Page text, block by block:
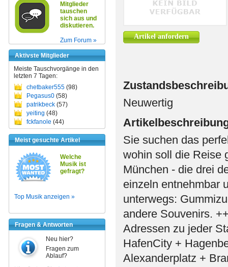
Mitglieder
tauschen
sich aus und
diskutieren.
Zum Forum »
Aktivste Mitglieder
Meiste Tauschvorgänge in den
letzten 7 Tagen:
chetbaker555 (98)
Pegasus0 (58)
patrikbeck (57)
yeiting (48)
fckfanole (44)
Meist gesuchte Artikel
Welche
Musik ist
gefragt?
Top Musik anzeigen »
Fragen & Antworten
Neu hier?
Fragen zum
Ablauf?
Artikel anfordern
Neuwertig
Sie suchen das
wohin soll die Reise
München - die drei
einzeln entnehmbar
unterwegs:
andere Souvenirs.
Adressen zu jeder
HafenCity +
Alexanderplatz +